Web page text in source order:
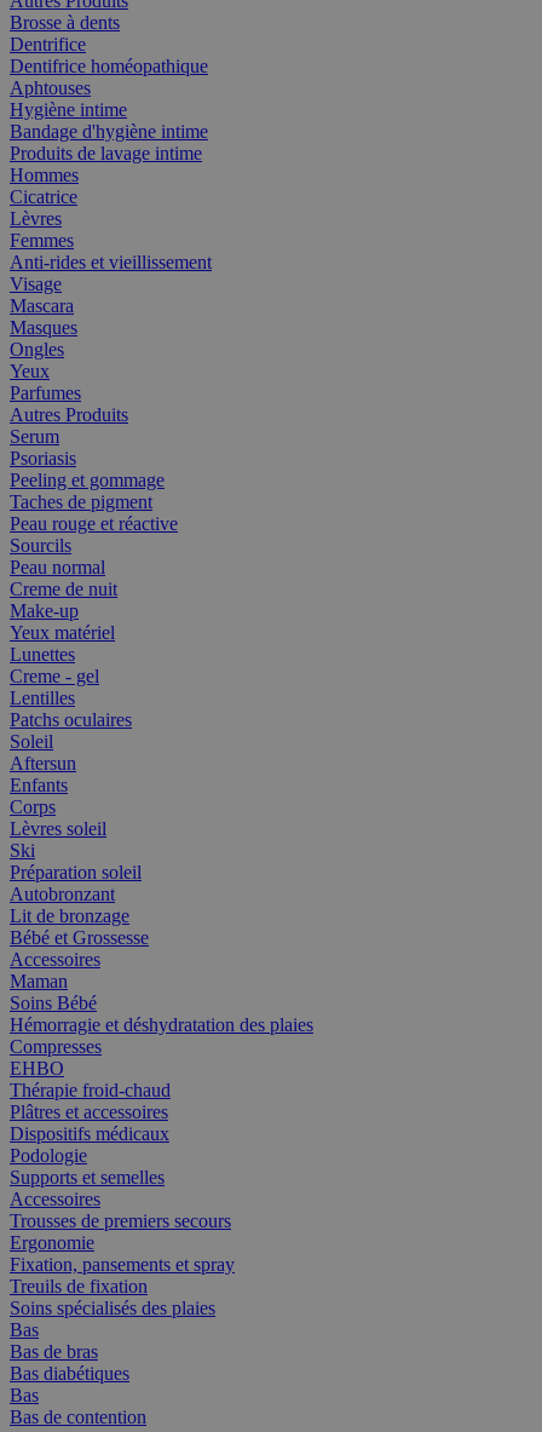
Brosse à dents
Dentrifice
Dentifrice homéopathique
Aphtouses
Hygiène intime
Bandage d'hygiène intime
Produits de lavage intime
Hommes
Cicatrice
Lèvres
Femmes
Anti-rides et vieillissement
Visage
Mascara
Masques
Ongles
Yeux
Parfumes
Autres Produits
Serum
Psoriasis
Peeling et gommage
Taches de pigment
Peau rouge et réactive
Sourcils
Peau normal
Creme de nuit
Make-up
Yeux matériel
Lunettes
Creme - gel
Lentilles
Patchs oculaires
Soleil
Aftersun
Enfants
Corps
Lèvres soleil
Ski
Préparation soleil
Autobronzant
Lit de bronzage
Bébé et Grossesse
Accessoires
Maman
Soins Bébé
Hémorragie et déshydratation des plaies
Compresses
EHBO
Thérapie froid-chaud
Plâtres et accessoires
Dispositifs médicaux
Podologie
Supports et semelles
Accessoires
Trousses de premiers secours
Ergonomie
Fixation, pansements et spray
Treuils de fixation
Soins spécialisés des plaies
Bas
Bas de bras
Bas diabétiques
Bas
Bas de contention